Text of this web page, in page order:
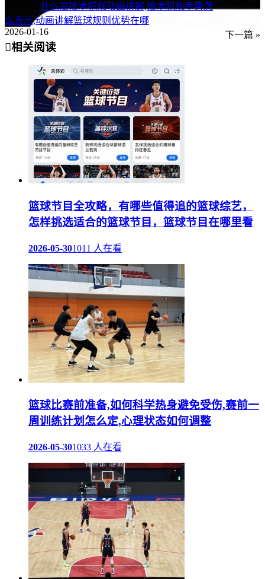
什么是技术犯规动画讲解,技术犯规手势怎
么表示,动画讲解篮球规则优势在哪
下一篇 »
2026-01-16
相关阅读
篮球节目全攻略，有哪些值得追的篮球综艺，
怎样挑选适合的篮球节目，篮球节目在哪里看
2026-05-301011 人在看
篮球比赛前准备,如何科学热身避免受伤,赛前一
周训练计划怎么定,心理状态如何调整
2026-05-301033 人在看